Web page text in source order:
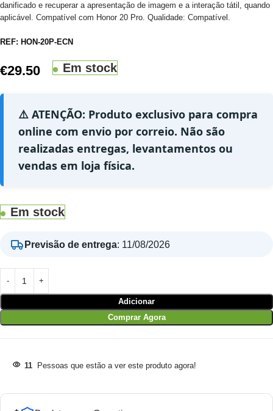
danificado e recuperar a apresentação de imagem e a interação tátil, quando
aplicável. Compatível com Honor 20 Pro. Qualidade: Compatível.
REF: HON-20P-ECN
€29.50 Em stock
⚠️ ATENÇÃO: Produto exclusivo para compra
online com envio por correio. Não são
realizadas entregas, levantamentos ou
vendas em loja física.
Em stock
Previsão de entrega: 11/08/2026
Adicionar
Comprar Agora
11 Pessoas que estão a ver este produto agora!